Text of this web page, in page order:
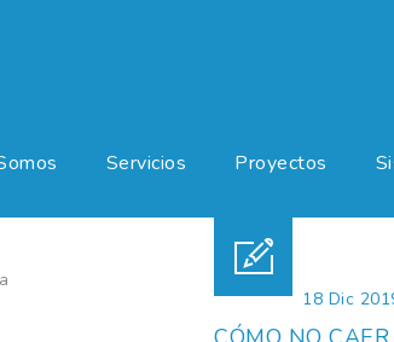
Servicios Proyectos
Posted on 18 Dic